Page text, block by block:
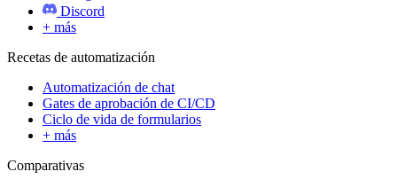
Discord
+ más
Recetas de automatización
Automatización de chat
Gates de aprobación de CI/CD
Ciclo de vida de formularios
+ más
Comparativas